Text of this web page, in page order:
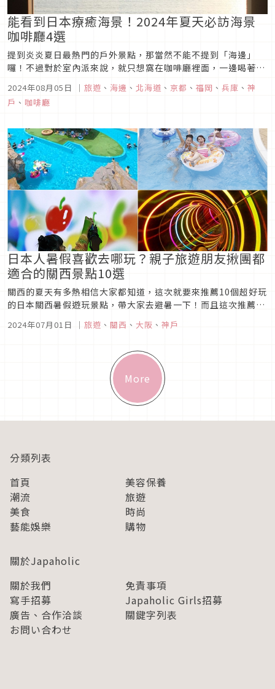
能看到日本療癒海景！2024年夏天必訪海景
咖啡廳4選
提到炎炎夏日最熱門的戶外景點，那當然不能不提到「海邊」
囉！不過對於室內派來說，就只想窩在咖啡廳裡面，一邊喝著咖
咖啡廳」，從日本各地選出4家人氣店家，想要愜意看海的人，
不妨就到這些咖啡廳來坐坐吧！
2024年08月05日 ｜ 旅遊 、 海邊 、 北海道 、 京都 、 福岡 、 兵庫 、 神
戶 、 咖啡廳
日本人暑假喜歡去哪玩？親子旅遊朋友揪團都
適合的關西景點10選
關西的夏天有多熱相信大家都知道，這次就要來推薦10個超好玩
的日本關西暑假遊玩景點，帶大家去避暑一下！而且這次推薦的
起來看看吧！
2024年07月01日 ｜ 旅遊 、 關西 、 大阪 、 神戶
More
分類列表
首頁
美容保養
潮流
旅遊
美食
時尚
藝能娛樂
購物
關於Japaholic
關於我們
免責事項
寫手招募
Japaholic Girls招募
廣告、合作洽談
關鍵字列表
お問い合わせ